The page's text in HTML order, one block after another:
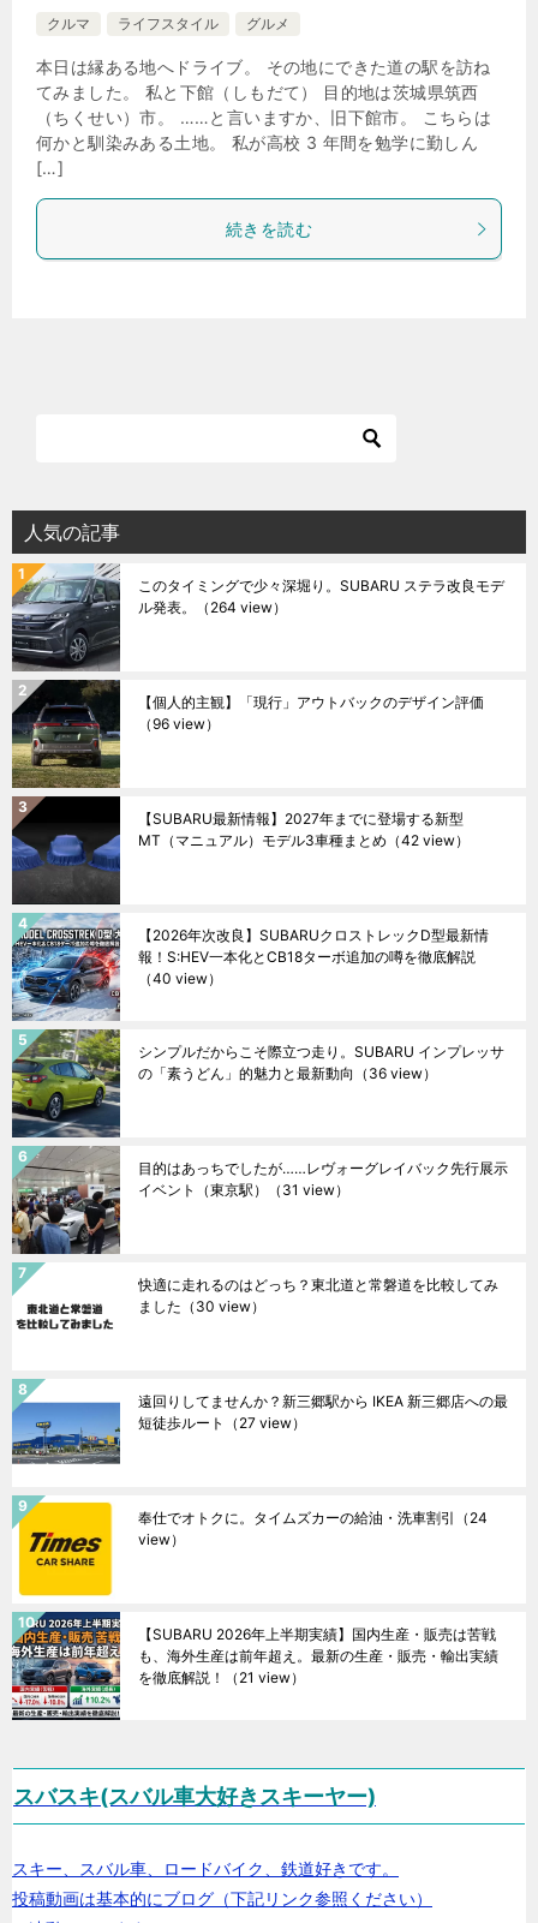
クルマ
ライフスタイル グルメ
本日は縁ある地へドライブ。 その地にできた道の駅を訪ね
てみました。 私と下館（しもだて） 目的地は茨城県筑西
（ちくせい）市。 ……と言いますか、旧下館市。 こちらは
何かと馴染みある土地。 私が高校 3 年間を勉学に勤しん
[…]
続きを読む
人気の記事
このタイミングで少々深堀り。SUBARU ステラ改良モデ
ル発表。
（264 view）
【個人的主観】「現行」アウトバックのデザイン評価
（96 view）
【SUBARU最新情報】2027年までに登場する新型
MT（マニュアル）モデル3車種まとめ （42 view）
【2026年次改良】SUBARUクロストレックD型最新情
報！S:HEV一本化とCB18ターボ追加の噂を徹底解説
（40 view）
シンプルだからこそ際立つ走り。SUBARU インプレッサ
の「素うどん」的魅力と最新動向 （36 view）
目的はあっちでしたが……レヴォーグレイバック先行展示
イベント（東京駅）
（31 view）
快適に走れるのはどっち？東北道と常磐道を比較してみ
ました （30 view）
遠回りしてませんか？新三郷駅から IKEA 新三郷店への最
短徒歩ルート
（27 view）
奉仕でオトクに。タイムズカーの給油・洗車割引 （24
view）
【SUBARU 2026年上半期実績】国内生産・販売は苦戦
も、海外生産は前年超え。最新の生産・販売・輸出実績
を徹底解説！
（21 view）
スバスキ(スバル車大好きスキーヤー)
スキー、スバル車、ロードバイク、鉄道好きです。
投稿動画は基本的にブログ（下記リンク参照ください）